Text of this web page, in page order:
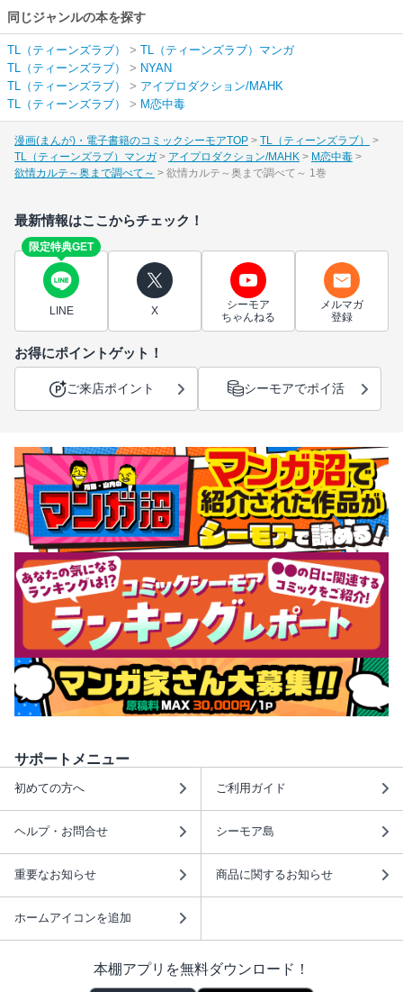
同じジャンルの本を探す
TL（ティーンズラブ） > TL（ティーンズラブ）マンガ
TL（ティーンズラブ）
> NYAN
TL（ティーンズラブ）
> アイプロダクション/MAHK
TL（ティーンズラブ）
> M恋中毒
漫画(まんが)・電子書籍のコミックシーモアTOP
TL（ティーンズラブ）
TL（ティーンズラブ）マンガ
アイプロダクション/MAHK
M恋中毒
欲情カルテ～奥まで調べて～
欲情カルテ～奥まで調べて～ 1巻
最新情報はここからチェック！
限定特典GET
LINE X
シーモア
ちゃんねる
メルマガ
登録
お得にポイントゲット！
ご来店ポイント シーモアでポイ活
サポートメニュー
初めての方へ ご利用ガイド
ヘルプ・お問合せ シーモア島
重要なお知らせ 商品に関するお知らせ
ホームアイコンを追加
本棚アプリを無料ダウンロード！